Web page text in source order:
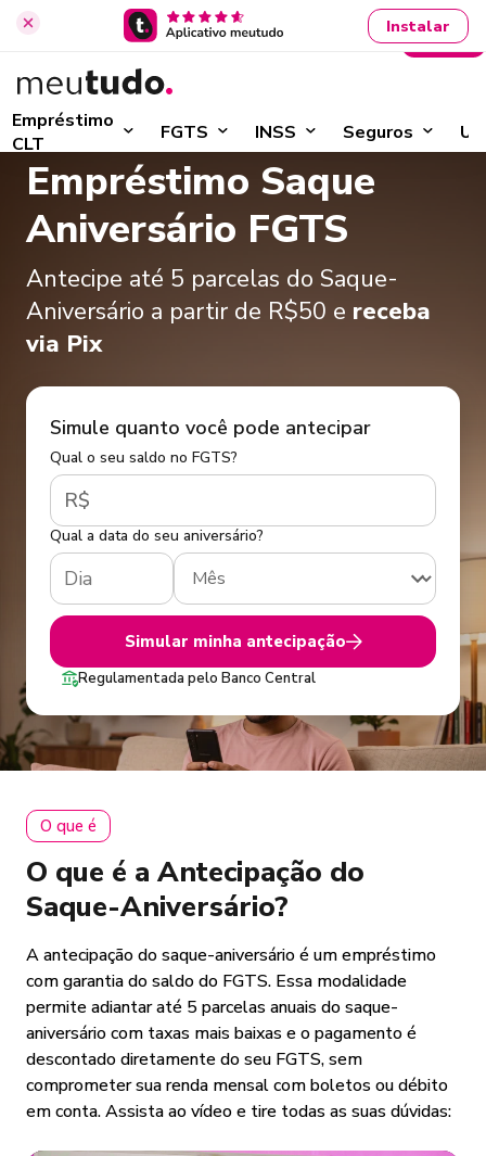
Instalar
Empréstimo
CLT
FGTS INSS Seguros
Entrar
Empréstimo Saque
Aniversário FGTS
Antecipe até 5 parcelas do Saque-
Aniversário a partir de R$50 e receba
via Pix
Simule quanto você pode antecipar
Qual o seu saldo no FGTS?
R$
Qual a data do seu aniversário?
Simular minha antecipação
Regulamentada pelo Banco Central
O que é
O que é a Antecipação do
Saque-Aniversário?
A antecipação do saque-aniversário é um empréstimo
com garantia do saldo do FGTS. Essa modalidade
permite adiantar até 5 parcelas anuais do saque-
aniversário com taxas mais baixas e o pagamento é
descontado diretamente do seu FGTS, sem
comprometer sua renda mensal com boletos ou débito
em conta. Assista ao vídeo e tire todas as suas dúvidas: